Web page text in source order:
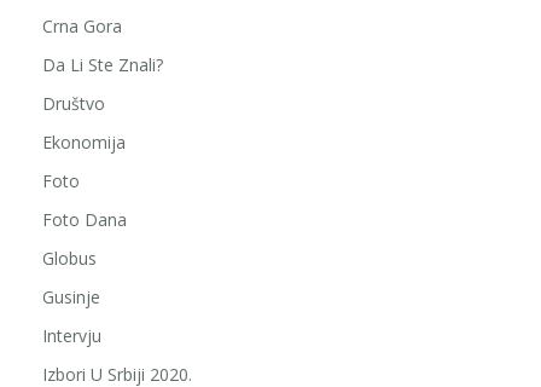
Crna Gora
Da Li Ste Znali?
Društvo
Ekonomija
Foto
Foto Dana
Globus
Gusinje
Intervju
Izbori U Srbiji 2020.